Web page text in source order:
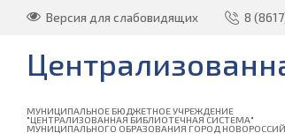
Версия для слабовидящих 8
МУНИЦИПАЛЬНОЕ БЮДЖЕТНОЕ УЧРЕЖДЕНИЕ
"ЦЕНТРАЛИЗОВАННАЯ БИБЛИОТЕЧНАЯ СИСТЕМА"
МУНИЦИПАЛЬНОГО ОБРАЗОВАНИЯ ГОРОД